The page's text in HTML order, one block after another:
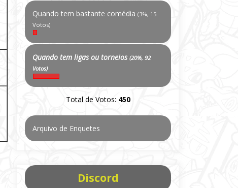
Quando tem bastante comédia (3%, 15
Votos)
Quando tem ligas ou torneios (20%, 92
Votos)
Total de Votos: 450
Arquivo de Enquetes
Discord